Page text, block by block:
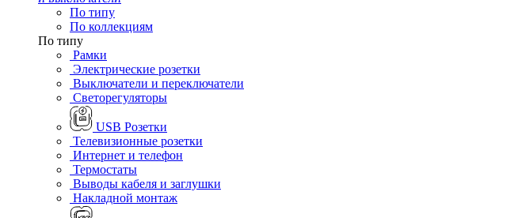
По типу
По коллекциям
По типу
Рамки
Электрические розетки
Выключатели и переключатели
Светорегуляторы
USB Розетки
Телевизионные розетки
Интернет и телефон
Термостаты
Выводы кабеля и заглушки
Накладной монтаж